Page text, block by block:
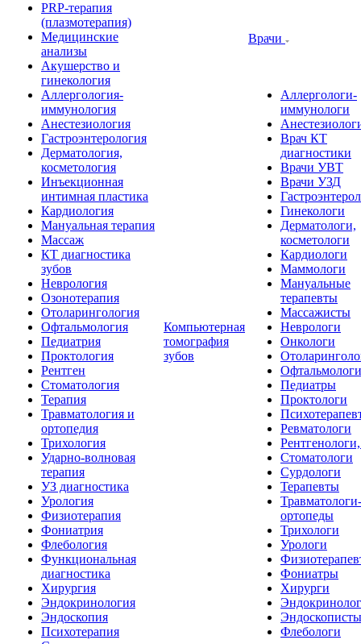
PRP-терапия
(плазмотерапия)
Медицинские
анализы
Акушерство и
гинекология
Аллергология-
иммунология
Анестезиология
Гастроэнтерология
Дерматология,
косметология
Инъекционная
интимная пластика
Кардиология
Мануальная терапия
Массаж
КТ диагностика
зубов
Неврология
Озонотерапия
Отоларингология
Офтальмология
Педиатрия
Проктология
Рентген
Стоматология
Терапия
Травматология и
ортопедия
Трихология
Ударно-волновая
терапия
УЗ диагностика
Урология
Физиотерапия
Фониатрия
Флебология
Функциональная
диагностика
Хирургия
Эндокринология
Эндоскопия
Психотерапия
Компьютерная
томография
зубов
Врачи
Аллергологи-
иммунологи
Врач КТ
диагностики
Врачи УВТ
Врачи УЗД
Гинекологи
Дерматологи,
косметологи
Кардиологи
Маммологи
Мануальные
терапевты
Массажисты
Неврологи
Онкологи
Офтальмологи
Педиатры
Проктологи
Ревматологи
Стоматологи
Сурдологи
Терапевты
Травматологи-
ортопеды
Трихологи
Урологи
Фониатры
Хирурги
Эндоскописты
Флебологи